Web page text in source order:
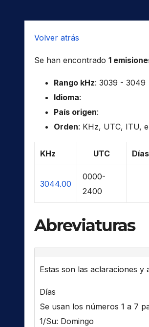
Volver atrás
Se han encontrado 1
Rango kHz: 3039 - 3049
Idioma:
País origen:
Orden: KHz, UTC, ITU,
KHz UTC Días
3044.00
0000-
2400
Abreviaturas
Estas son las aclaraciones y
Días
Se usan los números 1 a 7
1/Su: Domingo